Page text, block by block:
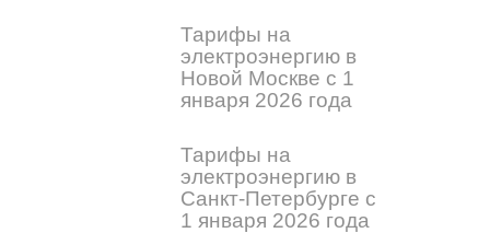
Тарифы на
электроэнергию в
Новой Москве с 1
января 2026 года
Тарифы на
электроэнергию в
Санкт-Петербурге с
1 января 2026 года